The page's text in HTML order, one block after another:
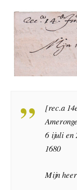
[rec.a
6 ijuli en
1680
Mijn